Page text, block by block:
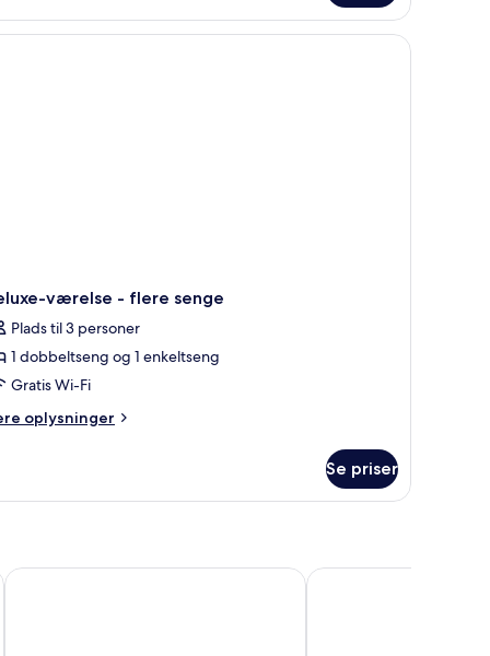
bord, blå stole og en lysekrone.
værelse - flere senge
Plads til 3 personer
1 dobbeltseng og 1 enkeltseng
Gratis Wi-Fi
oplysninger
Se priser
Antalya
Lara Barut Collection-Ultra All InclusiveRixos Premium Belek